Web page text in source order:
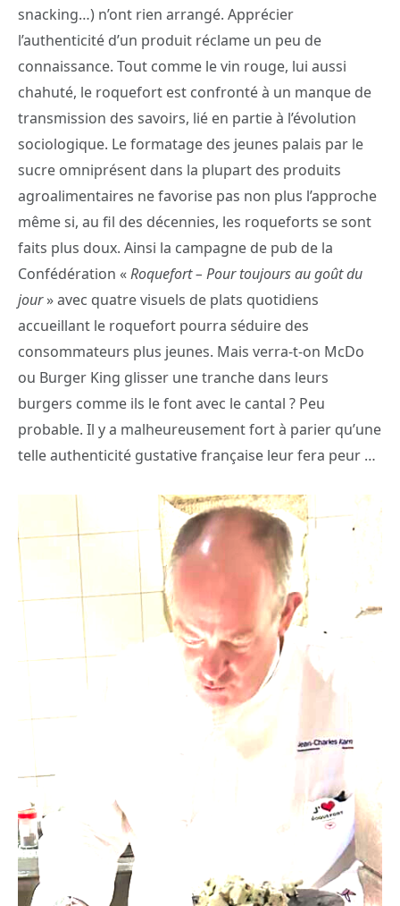
snacking…) n’ont rien arrangé. Apprécier
l’authenticité d’un produit réclame un peu de
connaissance. Tout comme le vin rouge, lui aussi
chahuté, le roquefort est confronté à un manque de
transmission des savoirs, lié en partie à l’évolution
sociologique. Le formatage des jeunes palais par le
sucre omniprésent dans la plupart des produits
agroalimentaires ne favorise pas non plus l’approche
même si, au fil des décennies, les roqueforts se sont
faits plus doux. Ainsi la campagne de pub de la
Confédération «Roquefort – Pour toujours au goût du
jour» avec quatre visuels de plats quotidiens
accueillant le roquefort pourra séduire des
consommateurs plus jeunes. Mais verra-t-on McDo
ou Burger King glisser une tranche dans leurs
burgers comme ils le font avec le cantal ? Peu
probable. Il y a malheureusement fort à parier qu’une
telle authenticité gustative française leur fera peur …